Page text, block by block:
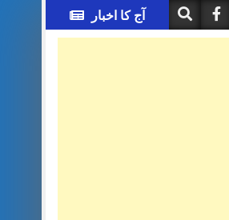
آج کا اخبار